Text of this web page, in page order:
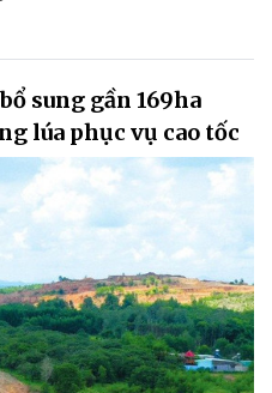
sung gần 169ha
lúa phục vụ cao tốc